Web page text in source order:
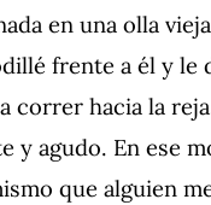
en una olla
frente a él y le
correr hacia la
agudo. En ese
que alguien